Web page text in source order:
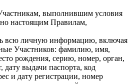
выполнившим условия
настоящим Правилам,
всю личную информацию, включая
Участников: фамилию, имя,
рождения, серию, номер, орган,
выдачи паспорта, код
и дату регистрации, номер